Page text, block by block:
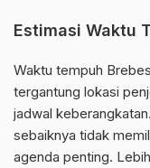
Estimasi Waktu
Waktu tempuh
tergantung lokasi
jadwal
sebaiknya tidak
agenda penting.